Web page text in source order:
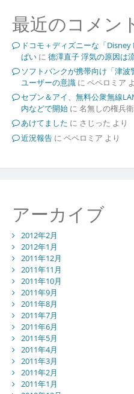
最近のコメン
ドコモ＋ディズニーな「
ぱいに 徳澤直子 浮気の原因は
ソフトバンクが携帯向け「津
ユーザーの意識に ペペロミア
セブン＆アイ、無料公衆無線
内などで開始に 名無しの権兵衛
あけてました に さじった より
近況報告に ペペロミア より
アーカイブ
2012年2月
2012年1月
2011年12月
2011年11月
2011年10月
2011年9月
2011年8月
2011年7月
2011年6月
2011年5月
2011年4月
2011年3月
2011年2月
2011年1月